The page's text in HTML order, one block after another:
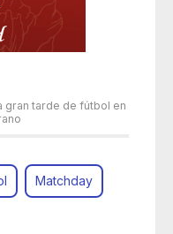
gran tarde de fútbol en
Matchday